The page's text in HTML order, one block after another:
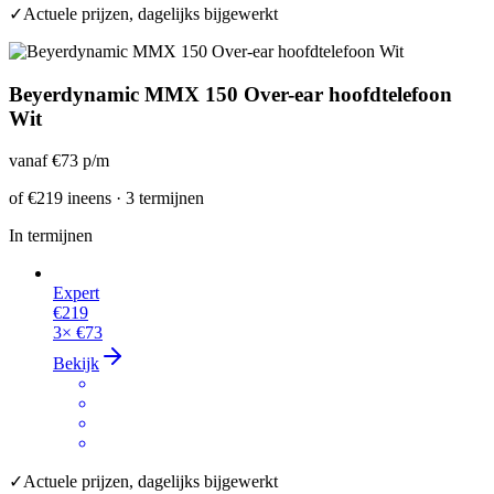
✓Actuele prijzen, dagelijks bijgewerkt
Beyerdynamic MMX 150 Over-ear hoofdtelefoon
Wit
vanaf€73 p/m
of€219 ineens · 3 termijnen
In termijnen
Expert
€219
3× €73
Bekijk
✓Actuele prijzen, dagelijks bijgewerkt